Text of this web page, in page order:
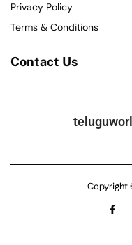
Privacy Policy
Terms & Conditions
Contact Us
Copyright